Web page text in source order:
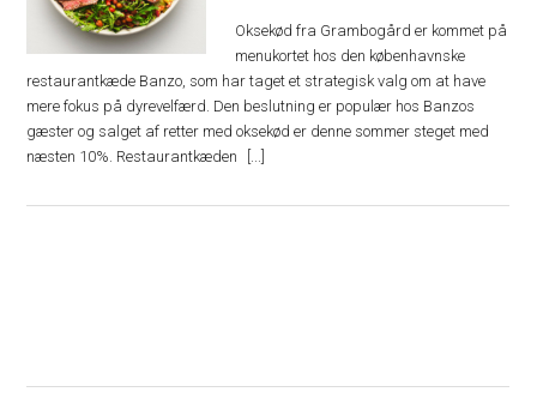
Oksekød fra Grambogård er kommet på
menukortet hos den københavnske
restaurantkæde Banzo, som har taget et strategisk valg om at have
mere fokus på dyrevelfærd. Den beslutning er populær hos Banzos
gæster og salget af retter med oksekød er denne sommer steget med
næsten 10%. Restaurantkæden